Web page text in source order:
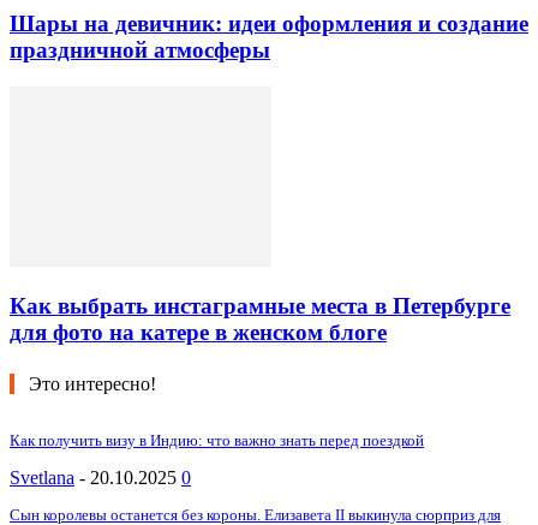
Шары на девичник: идеи оформления и создание
праздничной атмосферы
Как выбрать инстаграмные места в Петербурге
для фото на катере в женском блоге
Это интересно!
Как получить визу в Индию: что важно знать перед поездкой
Svetlana - 20.10.2025 0
Сын королевы останется без короны. Елизавета II выкинула сюрприз для